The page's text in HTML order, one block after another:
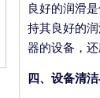
良好的润滑
持其良好的
器的设备，
四、设备清